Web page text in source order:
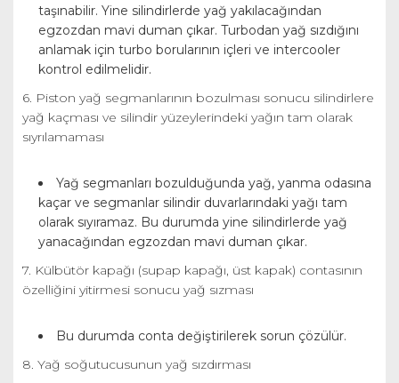
taşınabilir. Yine silindirlerde yağ yakılacağından
egzozdan mavi duman çıkar. Turbodan yağ sızdığını
anlamak için turbo borularının içleri ve intercooler
kontrol edilmelidir.
6. Piston yağ segmanlarının bozulması sonucu silindirlere
yağ kaçması ve silindir yüzeylerindeki yağın tam olarak
sıyrılamaması
Yağ segmanları bozulduğunda yağ, yanma odasına
kaçar ve segmanlar silindir duvarlarındaki yağı tam
olarak sıyıramaz. Bu durumda yine silindirlerde yağ
yanacağından egzozdan mavi duman çıkar.
7. Külbütör kapağı (supap kapağı, üst kapak) contasının
özelliğini yitirmesi sonucu yağ sızması
Bu durumda conta değiştirilerek sorun çözülür.
8. Yağ soğutucusunun yağ sızdırması